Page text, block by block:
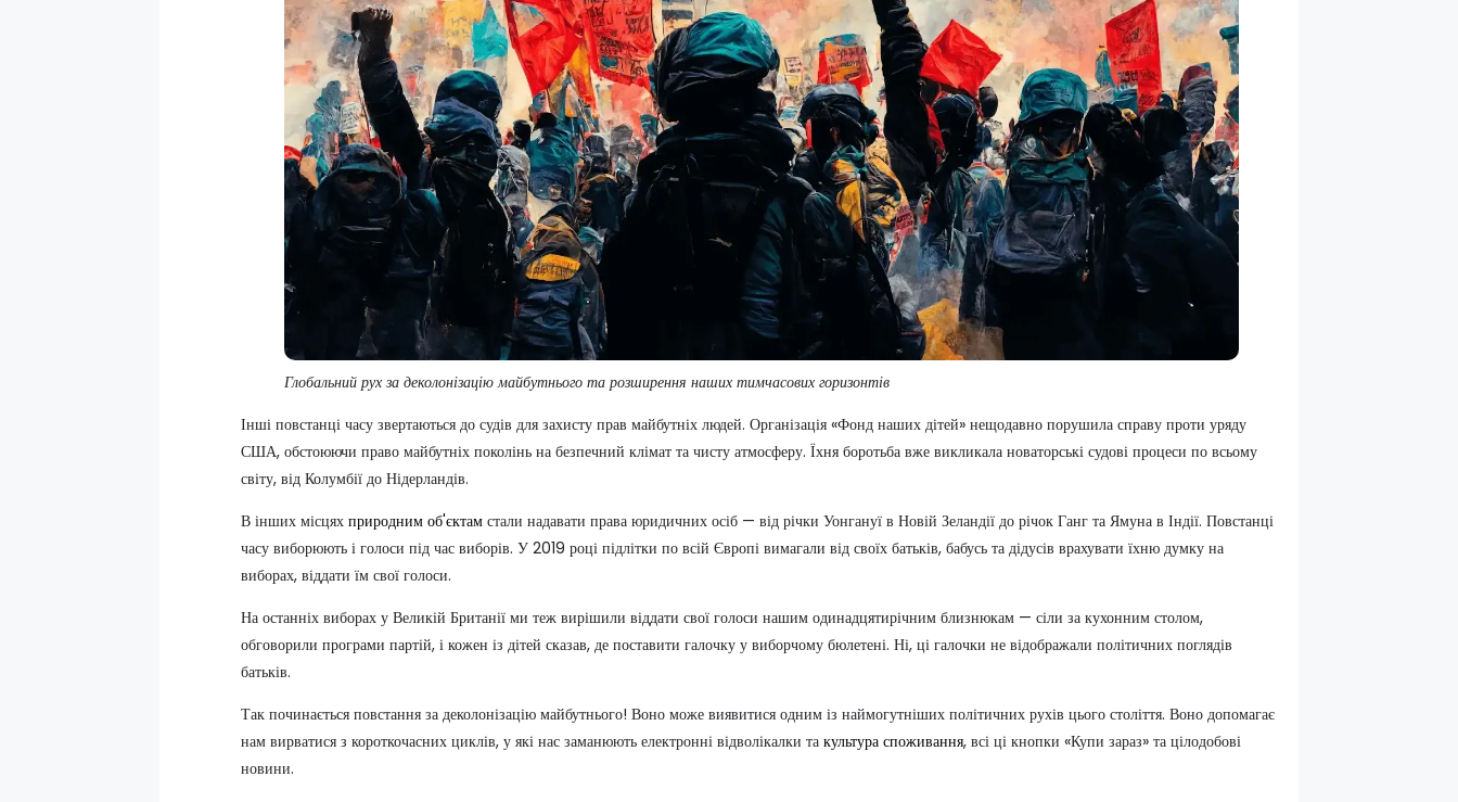
Глобальний рух за деколонізацію майбутнього та розширення наших тимчасових горизонтів
Інші повстанці часу звертаються до судів для захисту прав майбутніх людей. Організація «Фонд наших дітей» нещодавно порушила справу проти уряду
США, обстоюючи право майбутніх поколінь на безпечний клімат та чисту атмосферу. Їхня боротьба вже викликала новаторські судові процеси по всьому
світу, від Колумбії до Нідерландів.
В інших місцях природним об'єктам стали надавати права юридичних осіб — від річки Уонгануї в Новій Зеландії до річок Ганг та Ямуна в Індії. Повстанці
часу виборюють і голоси під час виборів. У 2019 році підлітки по всій Європі вимагали від своїх батьків, бабусь та дідусів врахувати їхню думку на
виборах, віддати їм свої голоси.
На останніх виборах у Великій Британії ми теж вирішили віддати свої голоси нашим одинадцятирічним близнюкам — сіли за кухонним столом,
обговорили програми партій, і кожен із дітей сказав, де поставити галочку у виборчому бюлетені. Ні, ці галочки не відображали політичних поглядів
батьків.
Так починається повстання за деколонізацію майбутнього! Воно може виявитися одним із наймогутніших політичних рухів цього століття. Воно допомагає
нам вирватися з короткочасних циклів, у які нас заманюють електронні відволікалки та культура споживання, всі ці кнопки «Купи зараз» та цілодобові
новини.